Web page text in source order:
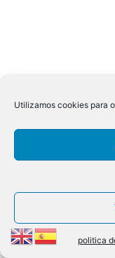
Utilizamos cookies para
politica